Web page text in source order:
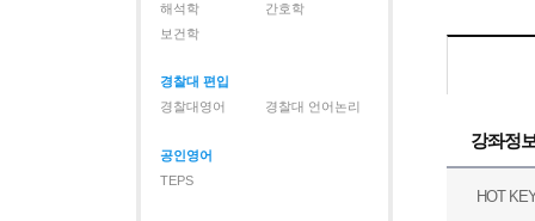
해석학
간호학
보건학
경찰대 편입
경찰대영어
경찰대 언어논리
공인영어
TEPS
강좌정
HOT